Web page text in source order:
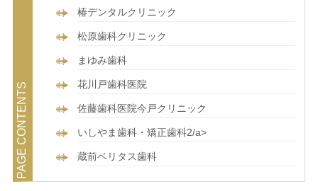
椿デンタルクリニック
松原歯科クリニック
まゆみ歯科
花川戸歯科医院
佐藤歯科医院今戸クリニック
いしやま歯科・矯正歯科2/a>
蔵前ベリタス歯科